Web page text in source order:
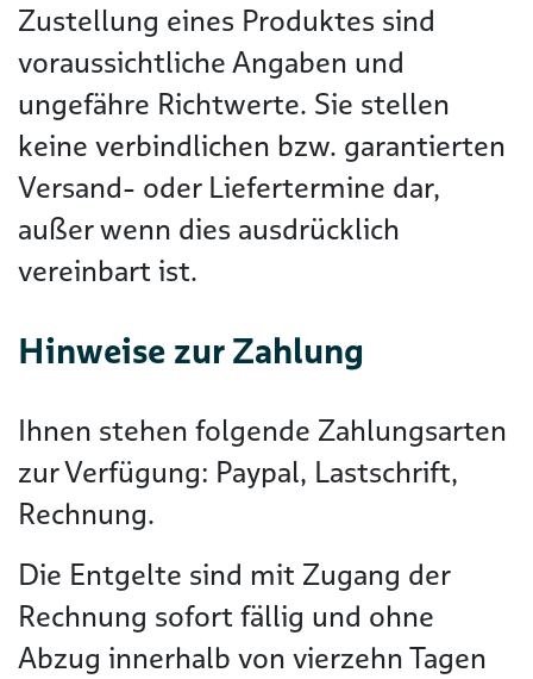
Zustellung eines Produktes sind
voraussichtliche Angaben und
ungefähre Richtwerte. Sie stellen
keine verbindlichen bzw. garantierten
Versand- oder Liefertermine dar,
außer wenn dies ausdrücklich
vereinbart ist.
Hinweise zur Zahlung
Ihnen stehen folgende Zahlungsarten
zur Verfügung: Paypal, Lastschrift,
Rechnung.
Die Entgelte sind mit Zugang der
Rechnung sofort fällig und ohne
Abzug innerhalb von vierzehn Tagen